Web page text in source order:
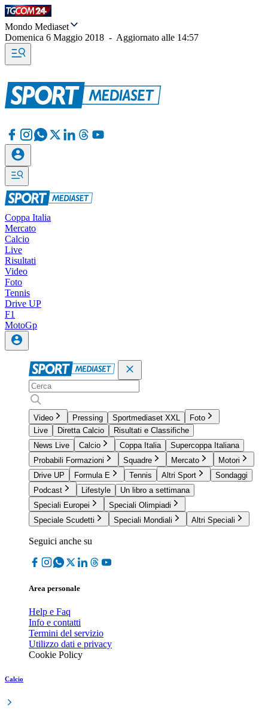
Mondo Mediaset
Domenica 6 Maggio 2018 - Aggiornato alle 14:57
Coppa Italia
Mercato
Calcio
Live
Risultati
Video
Foto
Tennis
Drive UP
F1
MotoGp
Video Pressing Sportmediaset XXL
Foto
Live
Diretta Calcio
Risultati e Classifiche
News Live
Calcio Coppa Italia
Supercoppa Italiana
Probabili Formazioni
Squadre Mercato
Motori
Drive UP
Formula E Tennis Altri Sport
Sondaggi
Podcast
Lifestyle
Un libro a settimana
Speciali Europei
Speciali Olimpiadi
Speciale Scudetti
Speciali Mondiali Altri Speciali
Seguici anche su
Area personale
Help e Faq
Info e contatti
Termini del servizio
Utilizzo dati e privacy
Cookie Policy
Calcio